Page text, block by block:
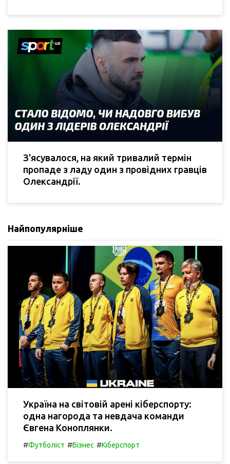
З'ясувалося, на який тривалий термін
пропаде з ладу один з провідних гравців
Олександрії.
Найпопулярніше
Україна на світовій арені кіберспорту:
одна нагорода та невдача команди
Євгена Коноплянки.
#Футболіст #Бізнес #Кіберспорт